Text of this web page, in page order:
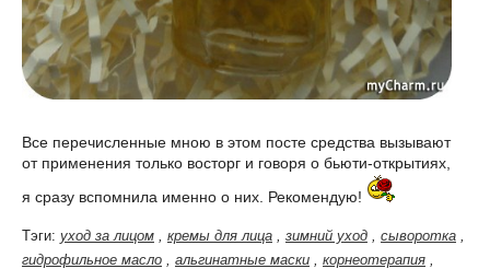
Все перечисленные мною в этом посте средства вызывают
от применения только восторг и говоря о бьюти-открытиях,
я сразу вспомнила именно о них. Рекомендую!
Тэги: уход за лицом кремы для лица зимний уход сыворотка
гидрофильное масло
альгинатные маски корнеотерапия